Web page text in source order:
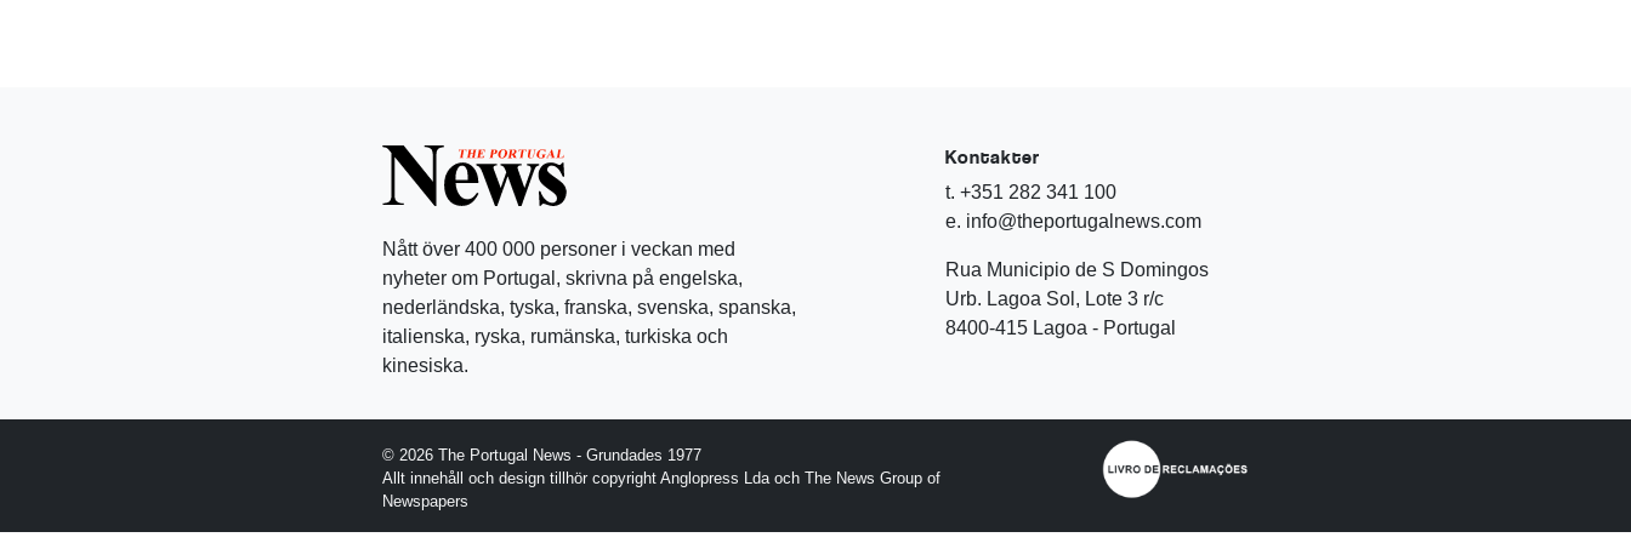
Nått över 400 000 personer i veckan med
nyheter om Portugal, skrivna på engelska,
nederländska, tyska, franska, svenska, spanska,
italienska, ryska, rumänska, turkiska och
kinesiska.
Kontakter
t. +351 282 341 100
e. info@theportugalnews.com
Rua Municipio de S Domingos
Urb. Lagoa Sol, Lote 3 r/c
8400-415 Lagoa - Portugal
© 2026 The Portugal News - Grundades 1977
Allt innehåll och design tillhör copyright Anglopress Lda och The News Group of
Newspapers